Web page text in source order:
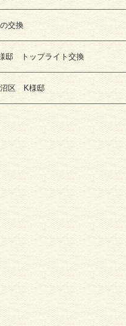
交換
邸 トップライト交換
沼区 K様邸